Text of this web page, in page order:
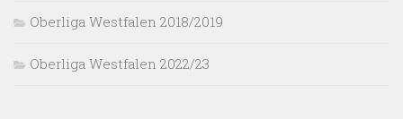
Oberliga Westfalen 2018/2019
Oberliga Westfalen 2022/23